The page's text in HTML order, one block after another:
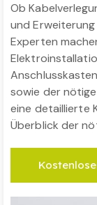
Ob
und
Experten
sowie der
eine detaillierte
Überblick der